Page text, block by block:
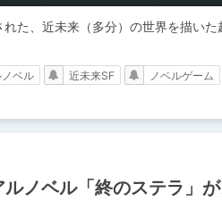
た、近未来（多分）の世界を描い
ベル 近未来SF ノベルゲーム
ノベル「終のステラ」